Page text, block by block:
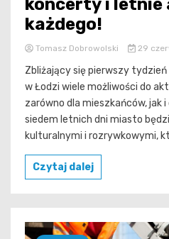
koncerty i letnie
każdego!
Tomasz Dobrowolski 29
Zbliżający się pierwszy
w Łodzi wiele możliwości do
zarówno dla mieszkańców, jak
siedem letnich dni miasto
kulturalnymi i rozrywkowymi,
Czytaj dalej